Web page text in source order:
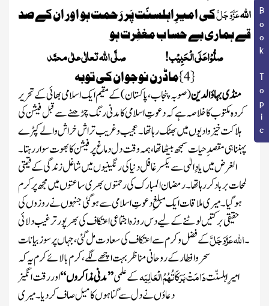
Book Topic اللّٰہعَزَّوَجَلَّکی امیرِاہلسنّت پَر رَحمت ہو اور ان کے صد
قے ہماری بے حسا ب مغفِرت ہو
صلُّوْاعَلَی الْحَبِیْب! صلَّی اللّٰہ تعالٰی علٰی محمَّد
{
4
}ماڈرن نوجوان کی توبہ
منڈی بہاؤ الدین(صوبہ پنجاب، پاکستان)کے مقیم ایک اسلامی بھائی کے تحریر
کردہ مکتوب کا خلاصہ ہے کہ دعوتِ اسلامی کامدنی رنگ چڑھنے سے قبل فیشن کی
ہلاکت خیز وادیوں میں بھٹک رہا تھا ۔ عجیب وغریب تراش خراش والے کپڑے
پہنناہی مقصدِحیات سمجھ بیٹھا تھا ، ہمہ وقت دل دماغ پر فیشن کا بھوت سوار رہتا ۔
الغرض میں یادِ الہٰی سے یکسر غافل دنیا کی رنگینیوں میں شاغل زندگی کے قیمتی
لمحات برباد کررہا تھا ۔ رمضان المبارک کی رحمتوں بھری ساعتوں میں مجھ پر کرم
ہوگیا ۔ میری ملاقات ایک مبلغِ دعوتِ اسلامی سے ہوگئی جنہوں نے روزوں کی
حقیقی برکتیں لوٹنے کے لیے دس روزہ اجتماعی اعتکاف کی بھرپور ترغیب دلائی
۔اللّٰہعَزَّوَجَلَّکے فضل وکرم سے اعتکاف کی سعادت مل گئی، جہاں پرسوز بیانات
سحر و افطار کے روحانی مناظر بہت اچھے لگے ، کرم بالائے کرم یہ کہ
امیرِاہلسنّتدَامَتْ بَرَکَاتُہُمُ الْعَالِیَہکے علمی’’ مدنی مذاکروں ‘‘اور رقت انگیز
دعاؤں نے دل سے گناہوں کا میل صاف کردیا ۔ میری